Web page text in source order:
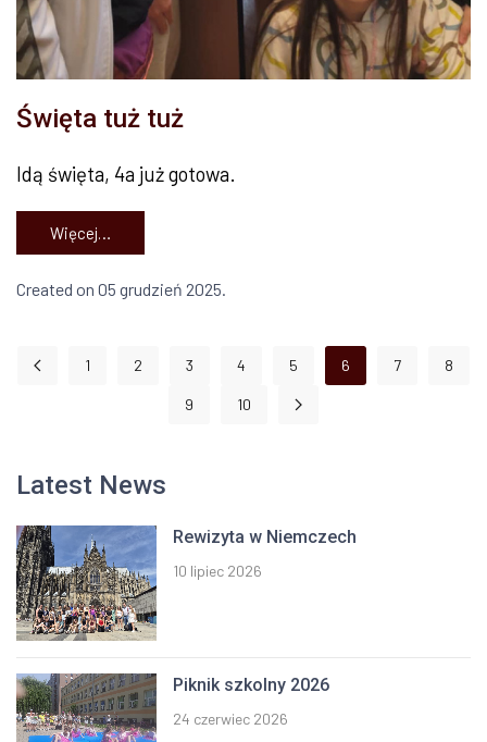
Święta tuż tuż
Idą święta, 4a już gotowa.
Więcej…
Created on 05 grudzień 2025.
1 2 3 4 5 6 7 8
9 10
Latest News
Rewizyta w Niemczech
10 lipiec 2026
Piknik szkolny 2026
24 czerwiec 2026